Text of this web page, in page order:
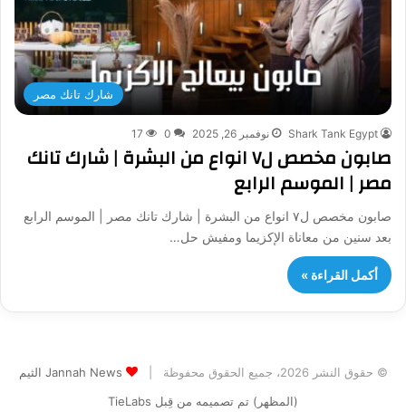
شارك تانك مصر
Shark Tank Egypt نوفمبر 26, 2025 0
17
صابون مخصص ل٧ انواع من البشرة | شارك تانك
مصر | الموسم الرابع
صابون مخصص ل٧ انواع من البشرة | شارك تانك مصر | الموسم الرابع
بعد سنين من معاناة الإكزيما ومفيش حل…
أكمل القراءة »
© حقوق النشر 2026، جميع الحقوق محفوظة |
Jannah News الثيم
(المظهر) تم تصميمه من قِبل TieLabs